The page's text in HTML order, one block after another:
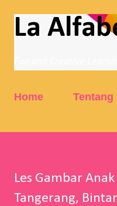
Skip
La
Home Tentang
Les Gambar
Tangerang,